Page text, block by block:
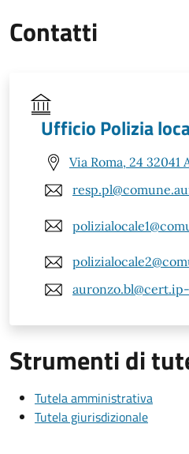
Contatti
Ufficio Polizia
Via Roma, 24
Strumenti di
Tutela amministrativa
Tutela giurisdizionale